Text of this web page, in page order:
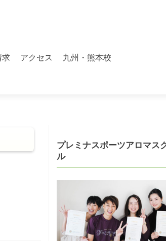
求 アクセス 九州・熊本校
プレミナスポーツアロマス
ル